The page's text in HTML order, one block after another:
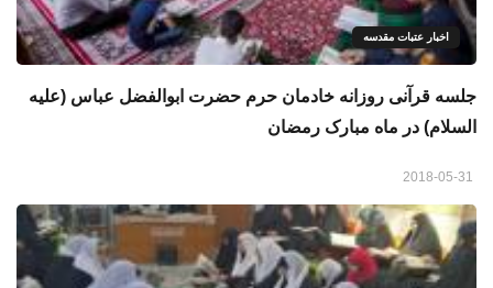
اخبار عتبات مقدسه
جلسه قرآنی روزانه خادمان حرم حضرت ابوالفضل عباس (علیه
السلام) در ماه مبارک رمضان